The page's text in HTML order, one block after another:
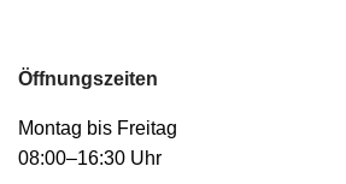
Öffnungszeiten
Montag bis Freitag
08:00–16:30 Uhr